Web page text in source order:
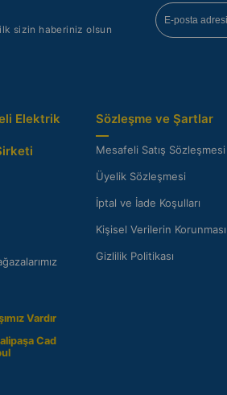
sizin haberiniz olsun
Elektrik
Vardır
Cad
Sözleşme ve Şartlar
Mesafeli Satış Sözleşmesi
Üyelik Sözleşmesi
İptal ve İade Koşulları
Kişisel Verilerin Korunması
Gizlilik Politikası